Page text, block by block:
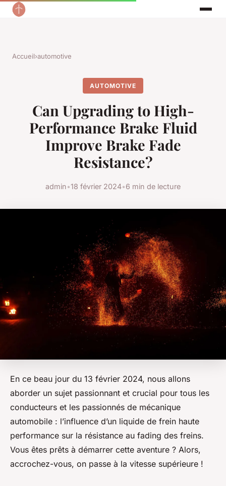
Accueil›automotive
AUTOMOTIVE
Can Upgrading to High-
Performance Brake Fluid
Improve Brake Fade
Resistance?
admin•18 février 2024•6 min de lecture
En ce beau jour du 13 février 2024, nous allons
aborder un sujet passionnant et crucial pour tous les
conducteurs et les passionnés de mécanique
automobile : l’influence d’un liquide de frein haute
performance sur la résistance au fading des freins.
Vous êtes prêts à démarrer cette aventure ? Alors,
accrochez-vous, on passe à la vitesse supérieure !